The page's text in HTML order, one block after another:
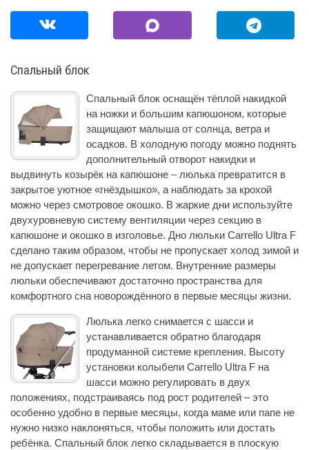
Спальный блок
Спальный блок оснащён тёплой накидкой
на ножки и большим капюшоном, которые
защищают малыша от солнца, ветра и
осадков. В холодную погоду можно поднять
дополнительный отворот накидки и
выдвинуть козырёк на капюшоне – люлька превратится в
закрытое уютное «гнёздышко», а наблюдать за крохой
можно через смотровое окошко. В жаркие дни используйте
двухуровневую систему вентиляции через секцию в
капюшоне и окошко в изголовье. Дно люльки Carrello Ultra F
сделано таким образом, чтобы не пропускает холод зимой и
не допускает перегревание летом. Внутренние размеры
люльки обеспечивают достаточно пространства для
комфортного сна новорождённого в первые месяцы жизни.
Люлька легко снимается с шасси и
устанавливается обратно благодаря
продуманной системе крепления. Высоту
установки колыбели Carrello Ultra F на
шасси можно регулировать в двух
положениях, подстраиваясь под рост родителей – это
особенно удобно в первые месяцы, когда маме или папе не
нужно низко наклоняться, чтобы положить или достать
ребёнка. Спальный блок легко складывается в плоскую